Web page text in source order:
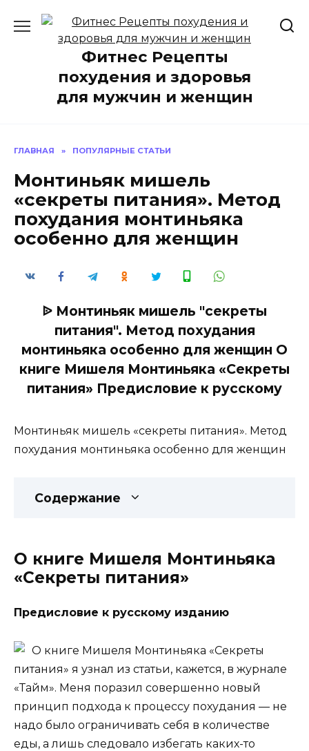
содержанию
Фитнес Рецепты
похудения и здоровья
для мужчин и женщин
ГЛАВНАЯ » ПОПУЛЯРНЫЕ СТАТЬИ
Монтиньяк мишель
«секреты питания». Метод
похудания монтиньяка
особенно для женщин
ᐉ Монтиньяк мишель "секреты
питания". Метод похудания
монтиньяка особенно для женщин О
книге Мишеля Монтиньяка «Секреты
питания» Предисловие к русскому
Монтиньяк мишель «секреты питания». Метод
похудания монтиньяка особенно для женщин
Содержание
О книге Мишеля Монтиньяка
«Секреты питания»
Предисловие к русскому изданию
О книге Мишеля Монтиньяка «Секреты
питания» я узнал из статьи, кажется, в журнале
«Тайм». Меня поразил совершенно новый
принцип подхода к процессу похудания — не
надо было ограничивать себя в количестве
еды, а лишь следовало избегать каких-то